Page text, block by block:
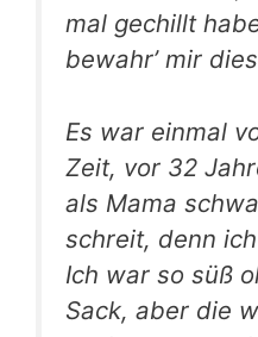
mal gechillt
bewahr’ mir
Es war ein­mal
Zeit, vor 32
als Mama
schreit, denn
Ich war so süß
Sack, aber die